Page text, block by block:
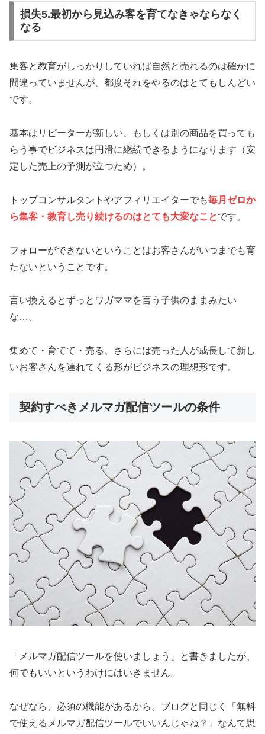
損失5.最初から見込み客を育てなきゃならなく
なる
集客と教育がしっかりしていれば自然と売れるのは確かに
間違っていませんが、都度それをやるのはとてもしんどい
です。
基本はリピーターが新しい、もしくは別の商品を買っても
らう事でビジネスは円滑に継続できるようになります（安
定した売上の予測が立つため）。
トップコンサルタントやアフィリエイターでも毎月ゼロか
ら集客・教育し売り続けるのはとても大変なことです。
フォローができないということはお客さんがいつまでも育
たないということです。
言い換えるとずっとワガママを言う子供のままみたい
な…。
集めて・育てて・売る、さらには売った人が成長して新し
いお客さんを連れてくる形がビジネスの理想形です。
契約すべきメルマガ配信ツールの条件
「メルマガ配信ツールを使いましょう」と書きましたが、
何でもいいというわけにはいきません。
なぜなら、必須の機能があるから。ブログと同じく「無料
で使えるメルマガ配信ツールでいいんじゃね？」なんて思